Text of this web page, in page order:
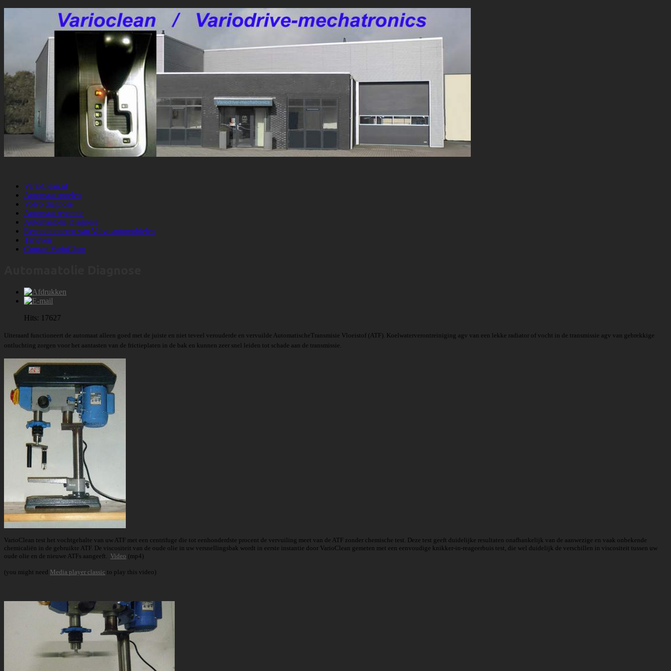
VarioClean.nl
Automaat spoelen
Volvo diagnose
Automaat reparatie
Automaatolie Diagnose
Reconditioneren van Volvo automobielen
Tarieven
Contact VarioClean
Hits: 17627
Uiteraard functioneert de automaat alleen goed met de juiste en niet teveel verouderde en vervuilde AutomatischeTransmisie Vloeistof (ATF). Koelwaterverontreiniging agv van een lekke radiator of vocht in de transmissie agv van gebrekkige
ontluchting zorgen voor het aantasten van de frictieplaten in de bak en kunnen zeer snel leiden tot schade aan de transmissie.
VarioClean test het vochtgehalte van uw ATF met een centrifuge die tot eenhonderdste procent de vervuiling meet van de ATF zonder chemische test. Deze test geeft duidelijke resultaten onafhankelijk van de aanwezige en vaak onbekende
chemicaliën in de gebruikte ATF. De viscositeit van de oude olie in uw versnellingsbak wordt in eerste instantie door VarioClean gemeten met een eenvoudige knikker-in-reageerbuis test, die wel duidelijk de verschillen in viscositeit tussen uw
oude olie en de nieuwe ATFs aangeeft. Video (mp4)
(you might need Media player classic to play this video)